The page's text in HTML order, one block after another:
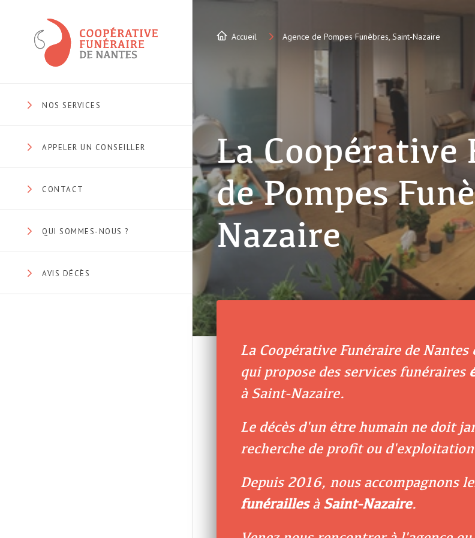
NOS SERVICES
APPELER UN CONSEILLER
CONTACT
QUI SOMMES-NOUS ?
AVIS DÉCÈS
Accueil Agence de Pompes Funèbres, Saint-Nazaire
La Coopérative
de Pompes
Nazaire
La Coopérative Funéraire de
qui propose des services funéraires
à Saint-Nazaire.
Le décès d'un être humain ne doit
recherche de profit ou
Depuis 2016, nous accompagnons
funéraillesà Saint-Nazaire.